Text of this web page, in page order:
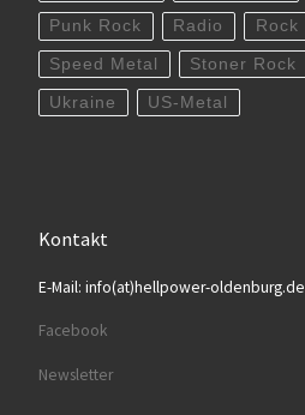
Punk Rock Radio Rock
Speed Metal Stoner Rock
Ukraine US-Metal
Kontakt
E-Mail: info(at)hellpower-oldenburg.de
Facebook
Newsletter